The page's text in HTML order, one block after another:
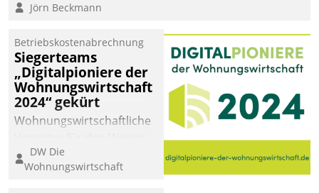
Jörn Beckmann
Betriebskostenabrechnung
Siegerteams
„Digitalpioniere der
Wohnungswirtschaft
2024“ gekürt
Wohnungswirtschaftliche
eine digitale Zukunft zu
finden, ist das Ziel des
DW Die
Wohnungswirtschaft